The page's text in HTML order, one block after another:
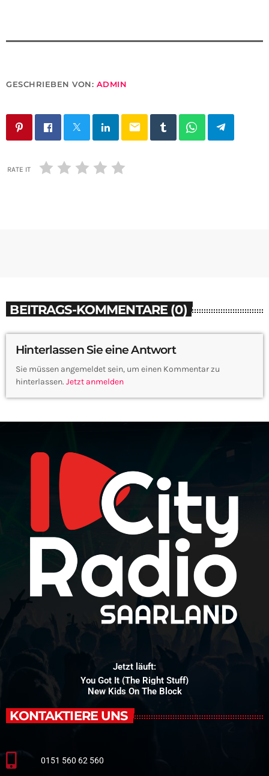
GESCHRIEBEN VON: ADMIN
email
RATE IT
BEITRAGS-KOMMENTARE (0)
Hinterlassen Sie eine Antwort
Sie müssen angemeldet sein, um einen Kommentar zu
hinterlassen. Jetzt anmelden
Jetzt läuft:
You Got It (The Right Stuff)
New Kids On The Block
KONTAKTIERE UNS
0151 560 62 560